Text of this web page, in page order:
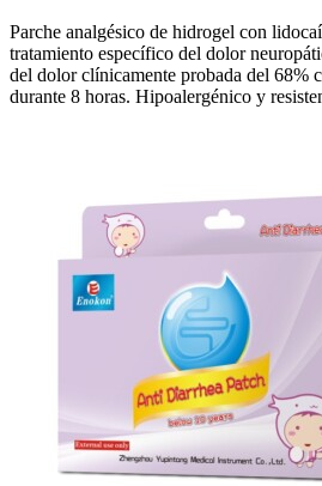
Parche analgésico de hidrogel con
tratamiento específico del dolor
del dolor clínicamente probada del 68%
durante 8 horas. Hipoalergénico y